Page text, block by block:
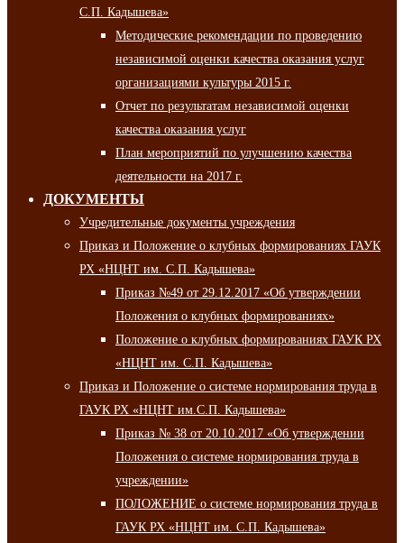
С.П. Кадышева»
Методические рекомендации по проведению
независимой оценки качества оказания услуг
организациями культуры 2015 г.
Отчет по результатам независимой оценки
качества оказания услуг
План мероприятий по улучшению качества
деятельности на 2017 г.
ДОКУМЕНТЫ
Учредительные документы учреждения
Приказ и Положение о клубных формированиях ГАУК
РХ «НЦНТ им. С.П. Кадышева»
Приказ №49 от 29.12.2017 «Об утверждении
Положения о клубных формированиях»
Положение о клубных формированиях ГАУК РХ
«НЦНТ им. С.П. Кадышева»
Приказ и Положение о системе нормирования труда в
ГАУК РХ «НЦНТ им.С.П. Кадышева»
Приказ № 38 от 20.10.2017 «Об утверждении
Положения о системе нормирования труда в
учреждении»
ПОЛОЖЕНИЕ о системе нормирования труда в
ГАУК РХ «НЦНТ им. С.П. Кадышева»